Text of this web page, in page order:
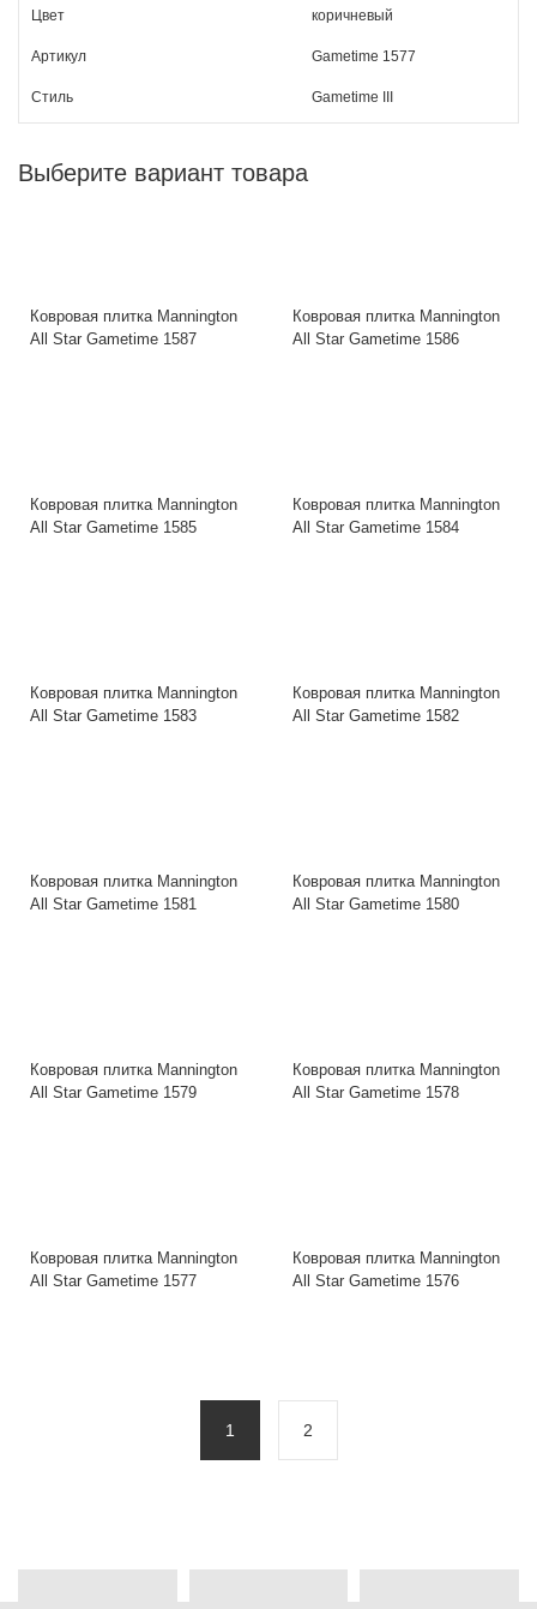
Цвет коричневый
Артикул Gametime 1577
Стиль Gametime III
Выберите вариант товара
Ковровая плитка Mannington
All Star Gametime 1587
Ковровая плитка Mannington
All Star Gametime 1586
Ковровая плитка Mannington
All Star Gametime 1585
Ковровая плитка Mannington
All Star Gametime 1584
Ковровая плитка Mannington
All Star Gametime 1583
Ковровая плитка Mannington
All Star Gametime 1582
Ковровая плитка Mannington
All Star Gametime 1581
Ковровая плитка Mannington
All Star Gametime 1580
Ковровая плитка Mannington
All Star Gametime 1579
Ковровая плитка Mannington
All Star Gametime 1578
Ковровая плитка Mannington
All Star Gametime 1577
Ковровая плитка Mannington
All Star Gametime 1576
1 2